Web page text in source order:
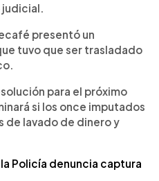
presentó un
tuvo que ser trasladado
para el próximo
si los once imputados
de lavado de dinero y
Policía denuncia captura